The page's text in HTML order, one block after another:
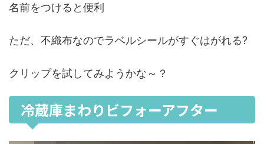
名前をつけると便利
ただ、不織布なのでラベルシールがすぐはがれる?
クリップを試してみようかな～？
冷蔵庫まわりビフォーアフター